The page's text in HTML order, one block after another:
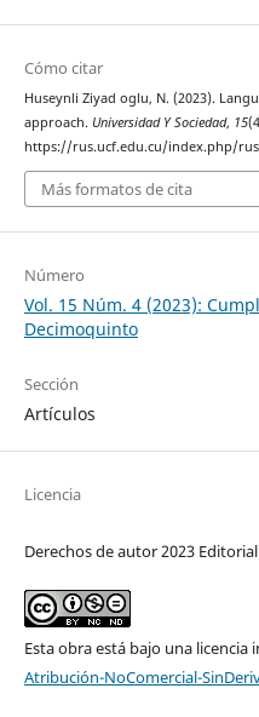
Cómo citar
Huseynli Ziyad oglu, N. (2023).
approach. Universidad Y Sociedad, 15
https://rus.ucf.edu.cu/index.php/
Más formatos de cita
Número
Vol. 15 Núm. 4 (2023):
Decimoquinto
Sección
Artículos
Licencia
Derechos de autor 2023
Esta obra está bajo una licencia
Atribución-NoComercial-